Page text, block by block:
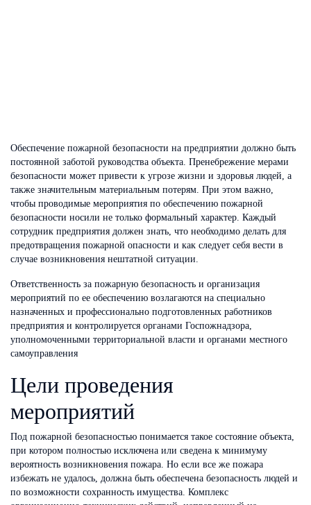
Обеспечение пожарной безопасности на предприятии должно быть
постоянной заботой руководства объекта. Пренебрежение мерами
безопасности может привести к угрозе жизни и здоровья людей, а
также значительным материальным потерям. При этом важно,
чтобы проводимые мероприятия по обеспечению пожарной
безопасности носили не только формальный характер. Каждый
сотрудник предприятия должен знать, что необходимо делать для
предотвращения пожарной опасности и как следует себя вести в
случае возникновения нештатной ситуации.
Ответственность за пожарную безопасность и организация
мероприятий по ее обеспечению возлагаются на специально
назначенных и профессионально подготовленных работников
предприятия и контролируется органами Госпожнадзора,
уполномоченными территориальной власти и органами местного
самоуправления
Цели проведения
мероприятий
Под пожарной безопасностью понимается такое состояние объекта,
при котором полностью исключена или сведена к минимуму
вероятность возникновения пожара. Но если все же пожара
избежать не удалось, должна быть обеспечена безопасность людей и
по возможности сохранность имущества. Комплекс